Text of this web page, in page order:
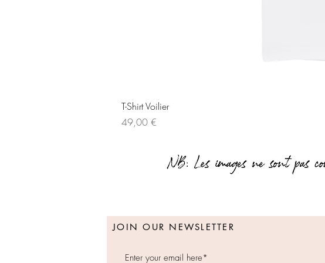
T-Shirt Voilier
Prix
49,00 €
JOIN OUR NEWSLETTER